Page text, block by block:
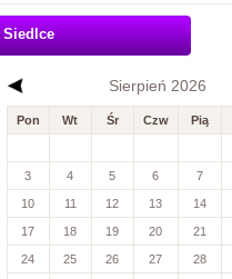
Siedlce
Sierpień 2026
Pon Wt Śr Czw Pią
3 4 5 6 7
10 11 12 13 14
17 18 19 20 21
24 25 26 27 28